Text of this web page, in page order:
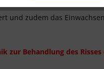
und zudem das
Behandlung des Risses